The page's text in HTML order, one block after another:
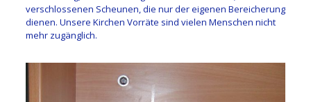
verschlossenen Scheunen, die nur der eigenen Bereicherung
dienen. Unsere Kirchen Vorräte sind vielen Menschen nicht
mehr zugänglich.